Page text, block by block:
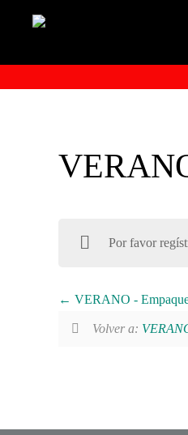
Por favor
VERANO -
Volver a: